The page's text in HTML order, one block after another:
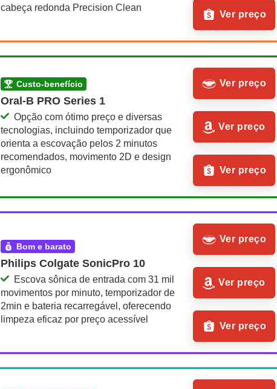
cabeça redonda Precision Clean
Ver preço
custo-benefício
Oral-B PRO Series 1
Opção com ótimo preço e diversas
tecnologias, incluindo temporizador que
orienta a escovação pelos 2 minutos
recomendados, movimento 2D e design
ergonômico
Ver preço
Ver preço
Ver preço
bom e barato
Philips Colgate SonicPro 10
Escova sônica de entrada com 31 mil
movimentos por minuto, temporizador de
2min e bateria recarregável, oferecendo
limpeza eficaz por preço acessível
Ver preço
Ver preço
Ver preço